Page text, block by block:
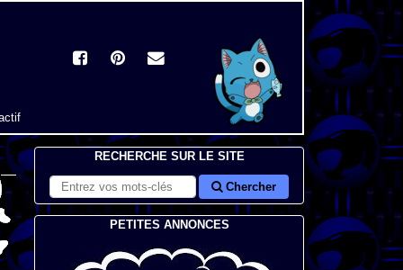
RECHERCHE SUR LE SITE
Chercher
PETITES ANNONCES